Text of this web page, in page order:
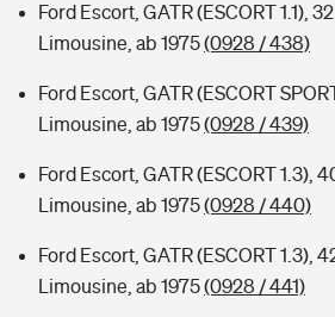
Ford Escort, GATR (ESCORT 1.1),
Limousine, ab 1975(0928 / 438)
Ford Escort, GATR (ESCORT
Limousine, ab 1975(0928 / 439)
Ford Escort, GATR (ESCORT 1.3),
Limousine, ab 1975(0928 / 440)
Ford Escort, GATR (ESCORT 1.3),
Limousine, ab 1975(0928 / 441)